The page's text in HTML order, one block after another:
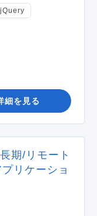
jQuery
細を見る
期/リモート
リケーショ